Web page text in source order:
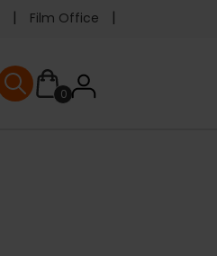
Film Office
0User
User menu